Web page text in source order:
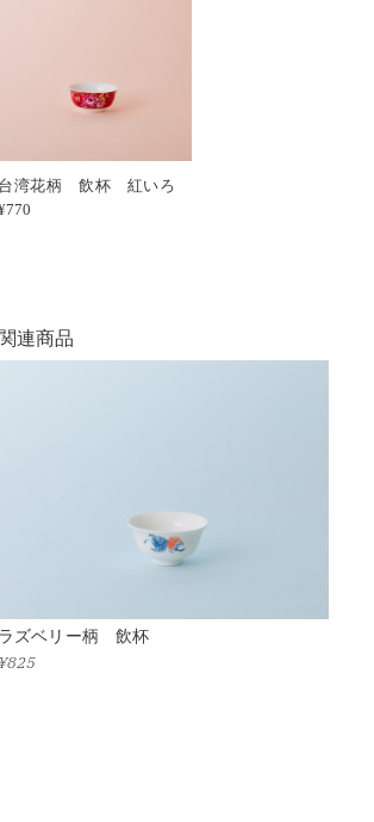
台湾花柄 飲杯 紅いろ
連商品
ラズベリー柄 飲杯
¥825